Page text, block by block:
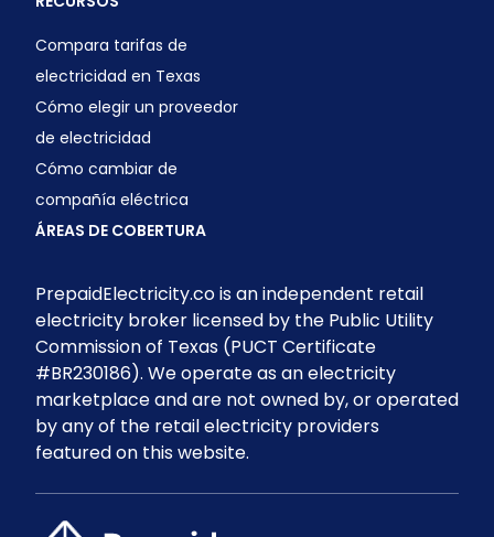
Compara tarifas de
electricidad en Texas
Cómo elegir un proveedor
de electricidad
Cómo cambiar de
compañía eléctrica
ÁREAS DE COBERTURA
PrepaidElectricity.co is an independent retail
electricity broker licensed by the Public Utility
Commission of Texas (PUCT Certificate
#BR230186). We operate as an electricity
marketplace and are not owned by, or operated
by any of the retail electricity providers
featured on this website.